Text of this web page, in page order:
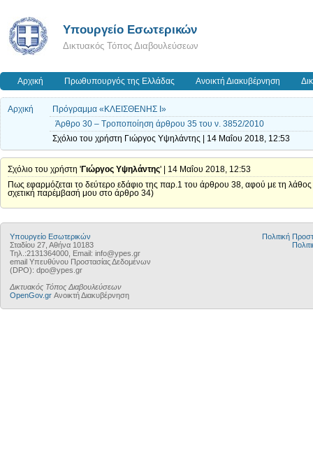
Υπουργείο Εσωτερικών
Δικτυακός Τόπος Διαβουλεύσεων
Αρχική Πρωθυπουργός της Ελλάδας Ανοικτή Διακυβέρνηση
Αρχική
Πρόγραμμα «ΚΛΕΙΣΘΕΝΗΣ Ι»
Άρθρο 30 – Τροποποίηση άρθρου 35 του ν. 3852/2010
Σχόλιο του χρήστη Γιώργος Υψηλάντης | 14 Μαΐου 2018, 12:53
Σχόλιο του χρήστη 'Γιώργος Υψηλάντης' | 14 Μαΐου 2018, 12:53
Πως εφαρμόζεται το δεύτερο εδάφιο της παρ.1 του άρθρου 38, αφού με τη
σχετική παρέμβασή μου στο άρθρο 34)
Υπουργείο Εσωτερικών
Σταδίου 27, Αθήνα 10183
Τηλ.:2131364000, Email: info@ypes.gr
email Υπευθύνου Προστασίας Δεδομένων
(DPO): dpo@ypes.gr
Δικτυακός Τόπος Διαβουλεύσεων
OpenGov.gr Ανοικτή Διακυβέρνηση
Πολιτική